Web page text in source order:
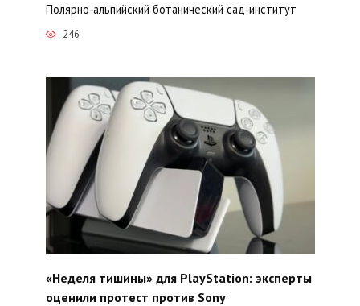
Полярно-альпийский ботанический сад-институт
246
«Неделя тишины» для PlayStation: эксперты
оценили протест против Sony